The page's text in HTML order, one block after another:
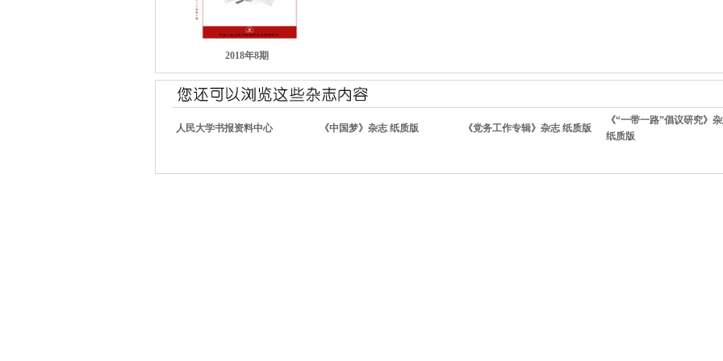
2018年8期
人民大学书报资料中心 《中国梦》杂志 纸质版 《党务工作专辑》杂志 纸质版
《“一带一路”倡议研究》
纸质版